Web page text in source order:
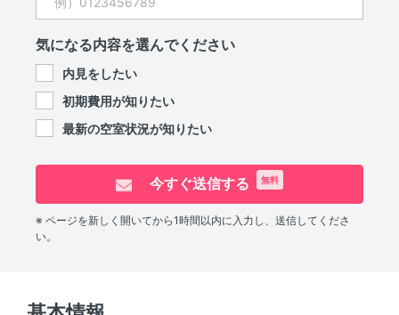
気になる内容を選んでください
内見をしたい
初期費用が知りたい
最新の空室状況が知りたい
今すぐ送信する 無料
※ ページを新しく開いてから1時間以内に入力し、送信してくださ
い。